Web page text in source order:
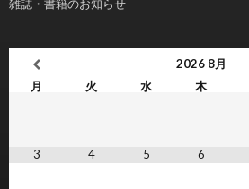
雑誌・書籍のお知らせ
2026 8月
月
火 水 木
3 4 5 6